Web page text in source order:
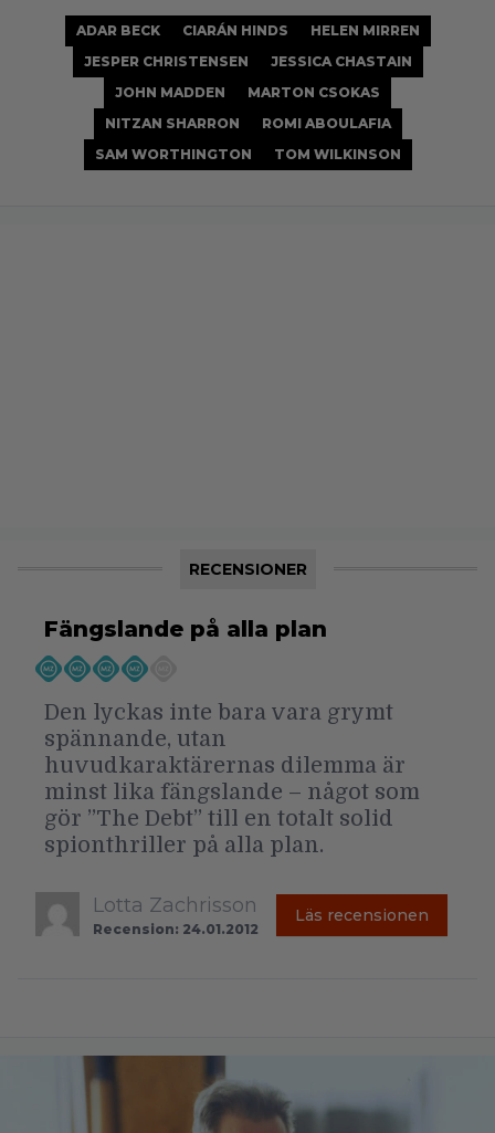
ADAR BECK CIARÁN HINDS
HELEN MIRREN
JESPER CHRISTENSEN
JESSICA CHASTAIN
JOHN MADDEN
MARTON CSOKAS
NITZAN SHARRON
ROMI ABOULAFIA
SAM WORTHINGTON
TOM WILKINSON
RECENSIONER
Fängslande på alla plan
Den lyckas inte bara vara grymt
spännande, utan
huvudkaraktärernas dilemma är
minst lika fängslande – något som
gör ”The Debt” till en totalt solid
spionthriller på alla plan.
Lotta Zachrisson
Recension: 24.01.2012
Läs recensionen